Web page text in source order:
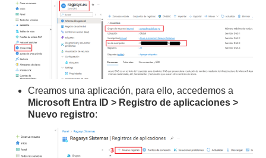
Creamos una aplicación, para ello, accedemos a
Microsoft Entra ID > Registro de aplicaciones >
Nuevo registro: